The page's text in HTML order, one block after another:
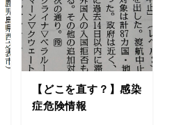
【どこを直す？】感染
症危険情報